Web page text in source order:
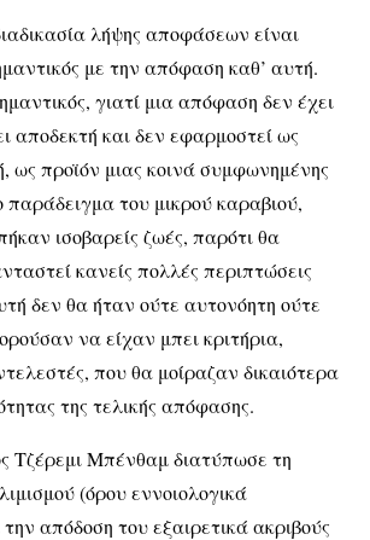
λήψης αποφάσεων είναι
με την απόφαση καθ’ αυτή.
γιατί μια απόφαση δεν έχει
αποδεκτή και δεν εφαρμοστεί ως
ως προϊόν μιας κοινά συμφωνημένης
παράδειγμα του μικρού καραβιού,
ισοβαρείς ζωές, παρότι θα
κανείς πολλές περιπτώσεις
δεν θα ήταν ούτε αυτονόητη ούτε
να είχαν μπει κριτήρια,
που θα μοίραζαν δικαιότερα
της τελικής απόφασης.
Τζέρεμι Μπένθαμ διατύπωσε τη
(όρου εννοιολογικά
απόδοση του εξαιρετικά ακριβούς